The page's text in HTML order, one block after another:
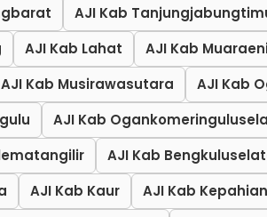
AJI Kab
AJI Kab Lahat AJI Kab
AJI Kab Musirawasutara AJI Kab
AJI Kab
AJI Kab
AJI Kab Kaur AJI Kab